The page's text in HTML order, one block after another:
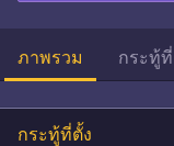
ภาพรวม กระทู้
กระทู้ที่ตั้ง